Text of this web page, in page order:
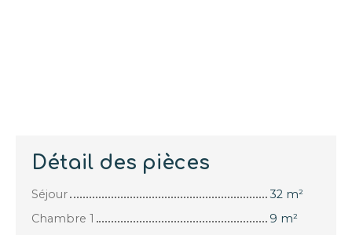
Détail des pièces
Séjour
32 m²
Chambre 1
9 m²